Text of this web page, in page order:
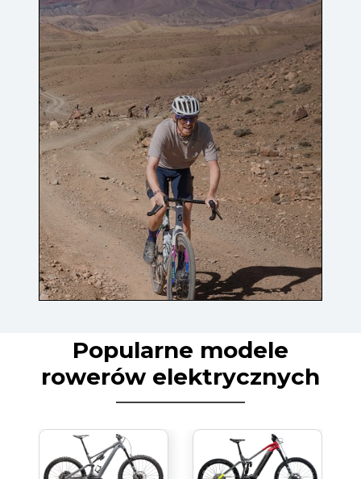
Popularne modele
rowerów elektrycznych